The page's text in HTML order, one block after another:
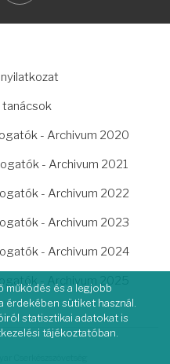
- Archivum 2020
- Archivum 2021
- Archivum 2022
- Archivum 2023
- Archivum 2024
- Archivum 2025
működés és a legjobb
érdekében sütiket használ.
statisztikai adatokat is
tájékoztatóban.